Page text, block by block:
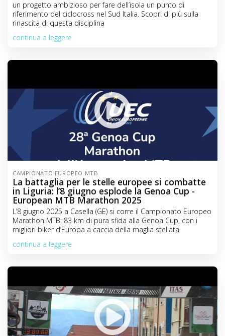
un progetto ambizioso per fare dell’isola un punto di
riferimento del ciclocross nel Sud Italia. Scopri di più sulla
rinascita di questa disciplina
continua a leggere
CAMPIONATO EUROPEO MTB
La battaglia per le stelle europee si combatte
in Liguria: l’8 giugno esplode la Genoa Cup -
European MTB Marathon 2025
L’8 giugno 2025 a Casella (GE) si corre il Campionato Europeo
Marathon MTB: 83 km di pura sfida alla Genoa Cup, con i
migliori biker d’Europa a caccia della maglia stellata
continua a leggere